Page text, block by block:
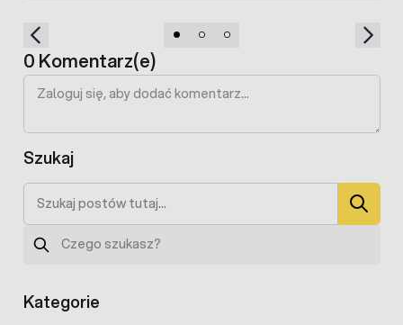
0 Komentarz(e)
Szukaj
Szukaj
Szukaj
Kategorie